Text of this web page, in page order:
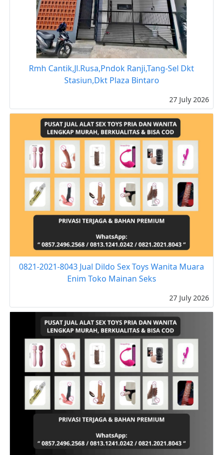
Rmh Cantik,Jl.Rusa,Pndok Ranji,Tang-Sel Dkt
Stasiun,Dkt Plaza Bintaro
27 July 2026
0821-2021-8043 Jual Dildo Sex Toys Wanita Muara
Enim Toko Mainan Seks
27 July 2026